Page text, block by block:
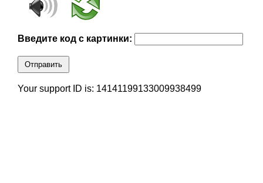
Введите код с картинки:
Отправить
Your support ID is: 14141199133009938499